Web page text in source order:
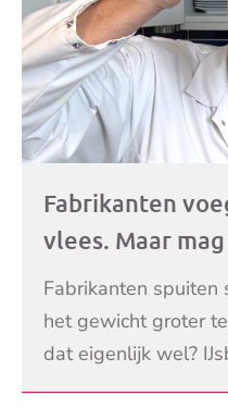
Fabrikanten
vlees. Maar
Fabrikanten spuiten
het gewicht groter
dat eigenlijk wel?
LEES VERDER